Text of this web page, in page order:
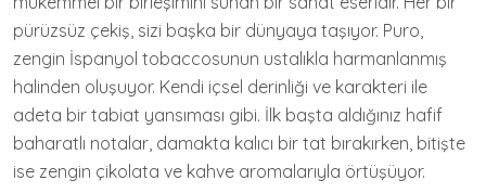
pürüzsüz çekiş, sizi başka bir dünyaya taşıyor. Puro,
zengin İspanyol tobaccosunun ustalıkla harmanlanmış
halinden oluşuyor. Kendi içsel derinliği ve karakteri ile
adeta bir tabiat yansıması gibi. İlk başta aldığınız hafif
baharatlı notalar, damakta kalıcı bir tat bırakırken, bitişte
ise zengin çikolata ve kahve aromalarıyla örtüşüyor.